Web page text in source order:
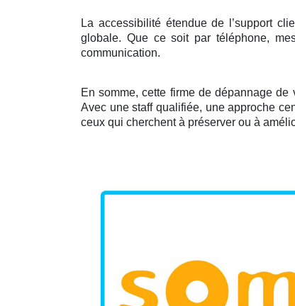
La accessibilité étendue de l’support
globale. Que ce soit par téléphone,
communication.
En somme, cette firme de dépannage
Avec une staff qualifiée, une approche
ceux qui cherchent à préserver ou à